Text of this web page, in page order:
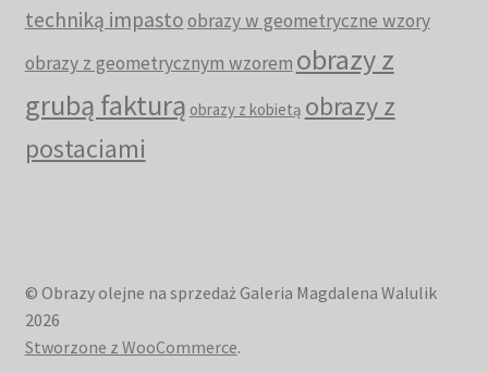
techniką impastoobrazy w geometryczne wzory
obrazy z geometrycznym wzorem obrazy z
grubą fakturą obrazy z kobietą obrazy z
postaciami
© Obrazy olejne na sprzedaż Galeria Magdalena Walulik
2026
Stworzone z WooCommerce.